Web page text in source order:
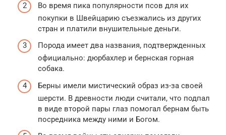
Во время пика популярности псов для их
покупки в Швейцарию съезжались из других
стран и платили внушительные деньги.
Порода имеет два названия, подтвержденных
официально: дюрбахлер и бернская горная
собака.
Берны имели мистический образ из-за своей
шерсти. В древности люди считали, что подпал
в виде второй пары глаз помогал бернам быть
посредника между ними и Богом.